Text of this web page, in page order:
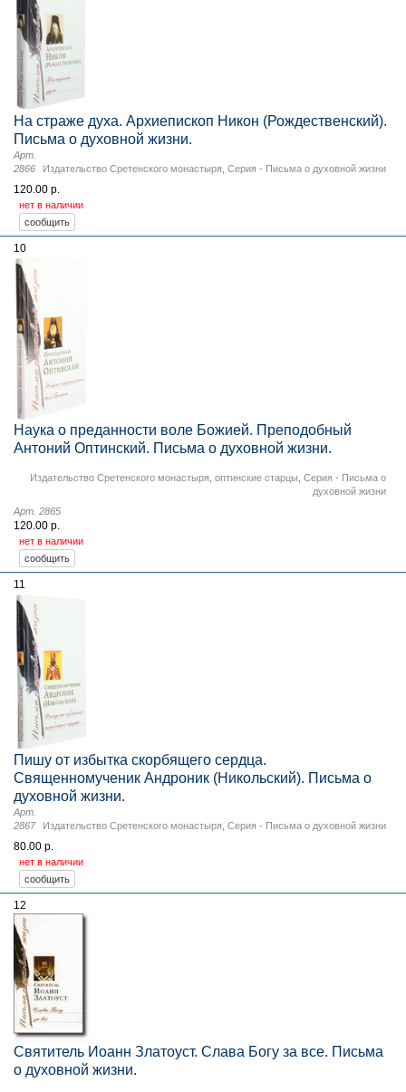
На страже духа. Архиепископ Никон (Рождественский).
Письма о духовной жизни.
Издательство Сретенского монастыря Серия - Письма о духовной жизни
Арт.
2866
120.00 р.
нет в наличии
10
Наука о преданности воле Божией. Преподобный
Антоний Оптинский. Письма о духовной жизни.
Издательство Сретенского монастыря оптинские старцы Серия - Письма о
духовной жизни
Арт. 2865
120.00 р.
нет в наличии
11
Пишу от избытка скорбящего сердца.
Священномученик Андроник (Никольский). Письма о
духовной жизни.
Издательство Сретенского монастыря Серия - Письма о духовной жизни
Арт.
2867
80.00 р.
нет в наличии
12
Святитель Иоанн Златоуст. Слава Богу за все. Письма
о духовной жизни.